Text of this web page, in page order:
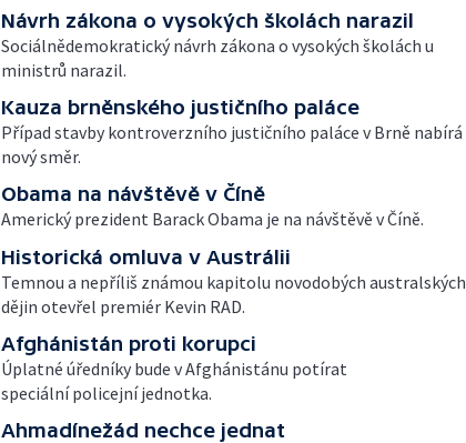
Návrh zákona o vysokých školách narazil
Sociálnědemokratický návrh zákona o vysokých školách u
ministrů narazil.
Kauza brněnského justičního paláce
Případ stavby kontroverzního justičního paláce v Brně nabírá
nový směr.
Obama na návštěvě v Číně
Americký prezident Barack Obama je na návštěvě v Číně.
Historická omluva v Austrálii
Temnou a nepříliš známou kapitolu novodobých australských
dějin otevřel premiér Kevin RAD.
Afghánistán proti korupci
Úplatné úředníky bude v Afghánistánu potírat
speciální policejní jednotka.
Ahmadínežád nechce jednat